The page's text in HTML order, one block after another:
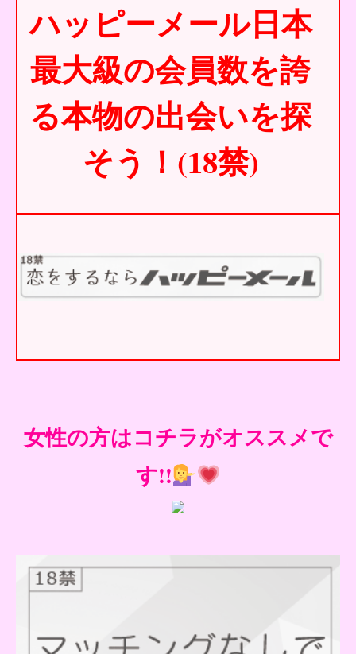
ハッピーメール日本
最大級の会員数を誇
る本物の出会いを探
そう！(18禁)
女性の方はコチラがオススメで
す!!